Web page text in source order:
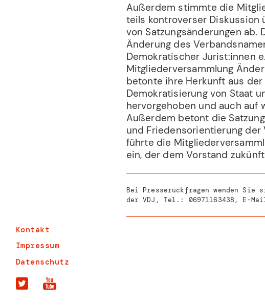
Kontakt
Impressum
Datenschutz
Außerdem stimmte die
teils kontroverser Diskussion
von Satzungsänderungen
Änderung des
Demokratischer Jurist:innen
Mitgliederversammlung
betonte ihre Herkunft aus
Demokratisierung von Staat
hervorgehoben und auch
Außerdem betont die
und Friedensorientierung der
führte die
ein, der dem Vorstand
Bei Presserückfragen wenden Sie
der VDJ, Tel.: 06971163438 , E-